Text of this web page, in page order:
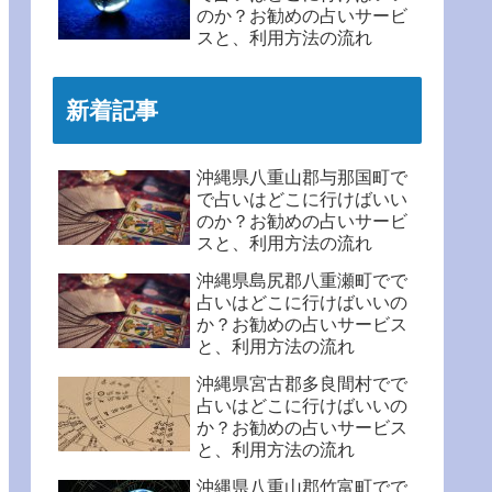
のか？お勧めの占いサービ
スと、利用方法の流れ
新着記事
沖縄県八重山郡与那国町で
で占いはどこに行けばいい
のか？お勧めの占いサービ
スと、利用方法の流れ
沖縄県島尻郡八重瀬町でで
占いはどこに行けばいいの
か？お勧めの占いサービス
と、利用方法の流れ
沖縄県宮古郡多良間村でで
占いはどこに行けばいいの
か？お勧めの占いサービス
と、利用方法の流れ
沖縄県八重山郡竹富町でで